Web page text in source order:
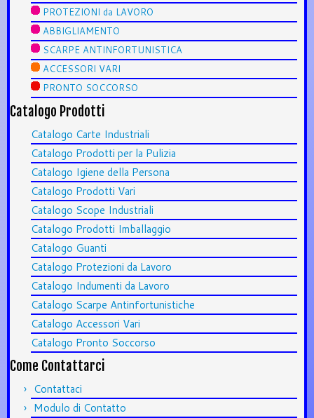
PROTEZIONI da LAVORO
ABBIGLIAMENTO
SCARPE ANTINFORTUNISTICA
ACCESSORI VARI
PRONTO SOCCORSO
Catalogo Prodotti
Catalogo Carte Industriali
Catalogo Prodotti per la Pulizia
Catalogo Igiene della Persona
Catalogo Prodotti Vari
Catalogo Scope Industriali
Catalogo Prodotti Imballaggio
Catalogo Guanti
Catalogo Protezioni da Lavoro
Catalogo Indumenti da Lavoro
Catalogo Scarpe Antinfortunistiche
Catalogo Accessori Vari
Catalogo Pronto Soccorso
Come Contattarci
Contattaci
Modulo di Contatto